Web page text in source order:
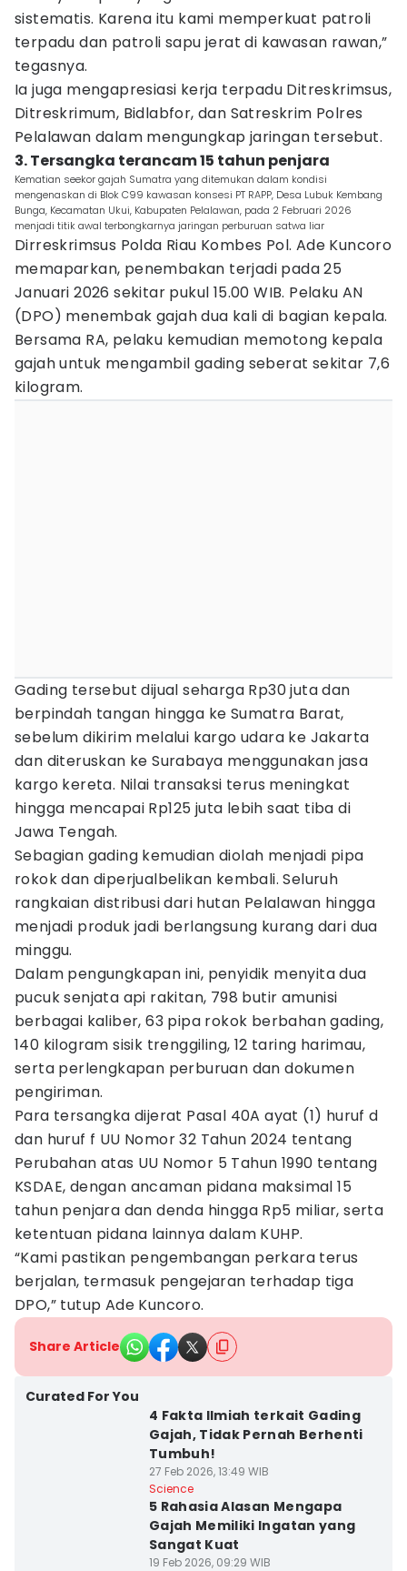
sistematis. Karena itu kami memperkuat patroli
terpadu dan patroli sapu jerat di kawasan rawan,”
tegasnya.
Ia juga mengapresiasi kerja terpadu Ditreskrimsus,
Ditreskrimum, Bidlabfor, dan Satreskrim Polres
Pelalawan dalam mengungkap jaringan tersebut.
3. Tersangka terancam 15 tahun penjara
Kematian seekor gajah Sumatra yang ditemukan dalam kondisi
mengenaskan di Blok C99 kawasan konsesi PT RAPP, Desa Lubuk Kembang
Bunga, Kecamatan Ukui, Kabupaten Pelalawan, pada 2 Februari 2026
menjadi titik awal terbongkarnya jaringan perburuan satwa liar
Dirreskrimsus Polda Riau Kombes Pol. Ade Kuncoro
memaparkan, penembakan terjadi pada 25
Januari 2026 sekitar pukul 15.00 WIB. Pelaku AN
(DPO) menembak gajah dua kali di bagian kepala.
Bersama RA, pelaku kemudian memotong kepala
gajah untuk mengambil gading seberat sekitar 7,6
kilogram.
Gading tersebut dijual seharga Rp30 juta dan
berpindah tangan hingga ke Sumatra Barat,
sebelum dikirim melalui kargo udara ke Jakarta
dan diteruskan ke Surabaya menggunakan jasa
kargo kereta. Nilai transaksi terus meningkat
hingga mencapai Rp125 juta lebih saat tiba di
Jawa Tengah.
Sebagian gading kemudian diolah menjadi pipa
rokok dan diperjualbelikan kembali. Seluruh
rangkaian distribusi dari hutan Pelalawan hingga
menjadi produk jadi berlangsung kurang dari dua
minggu.
Dalam pengungkapan ini, penyidik menyita dua
pucuk senjata api rakitan, 798 butir amunisi
berbagai kaliber, 63 pipa rokok berbahan gading,
140 kilogram sisik trenggiling, 12 taring harimau,
serta perlengkapan perburuan dan dokumen
pengiriman.
Para tersangka dijerat Pasal 40A ayat (1) huruf d
dan huruf f UU Nomor 32 Tahun 2024 tentang
Perubahan atas UU Nomor 5 Tahun 1990 tentang
KSDAE, dengan ancaman pidana maksimal 15
tahun penjara dan denda hingga Rp5 miliar, serta
ketentuan pidana lainnya dalam KUHP.
“Kami pastikan pengembangan perkara terus
berjalan, termasuk pengejaran terhadap tiga
DPO,” tutup Ade Kuncoro.
Share Article
Curated For You
4 Fakta Ilmiah terkait Gading
Gajah, Tidak Pernah Berhenti
Tumbuh!
27 Feb 2026, 13:49 WIB
Science
5 Rahasia Alasan Mengapa
Gajah Memiliki Ingatan yang
Sangat Kuat
19 Feb 2026, 09:29 WIB